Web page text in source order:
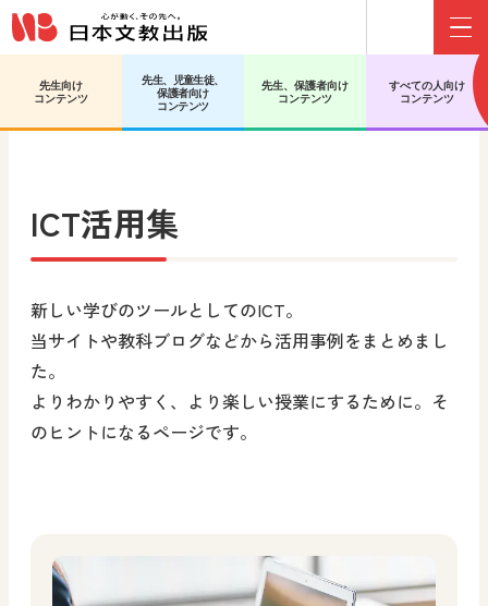
先生向け
コンテンツ
先生、児童生徒、
保護者向け
コンテンツ
先生、保護者向け
コンテンツ
すべての人向け
コンテンツ
日文HOME ICT活用集
ICT活用集
新しい学びのツールとしてのICT。
当サイトや教科ブログなどから活用事例をまとめまし
た。
よりわかりやすく、より楽しい授業にするために。そ
のヒントになるページです。